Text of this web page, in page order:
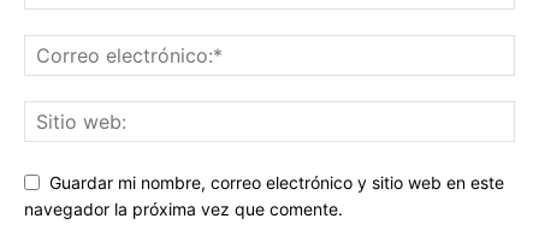
Guardar mi nombre, correo electrónico y sitio web en este
navegador la próxima vez que comente.